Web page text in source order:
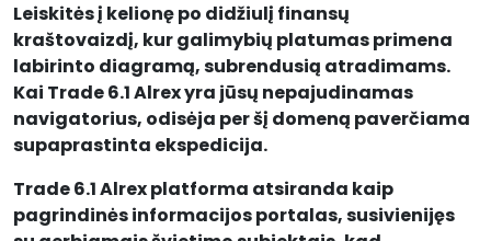
Leiskitės į kelionę po didžiulį finansų
kraštovaizdį, kur galimybių platumas primena
labirinto diagramą, subrendusią atradimams.
Kai Trade 6.1 Alrex yra jūsų nepajudinamas
navigatorius, odisėja per šį domeną paverčiama
supaprastinta ekspedicija.
Trade 6.1 Alrex platforma atsiranda kaip
pagrindinės informacijos portalas, susivienijęs